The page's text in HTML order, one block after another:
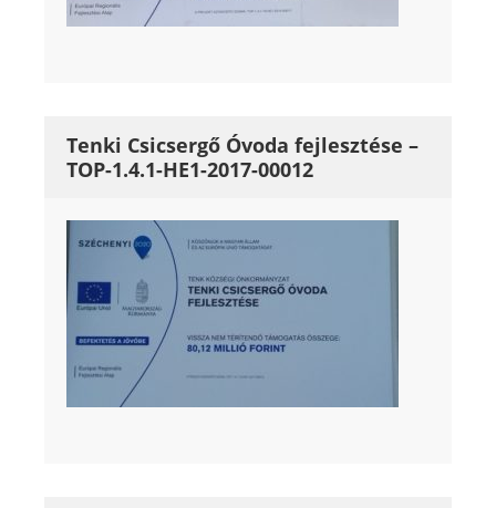
Tenki Csicsergő Óvoda fejlesztése –
TOP-1.4.1-HE1-2017-00012